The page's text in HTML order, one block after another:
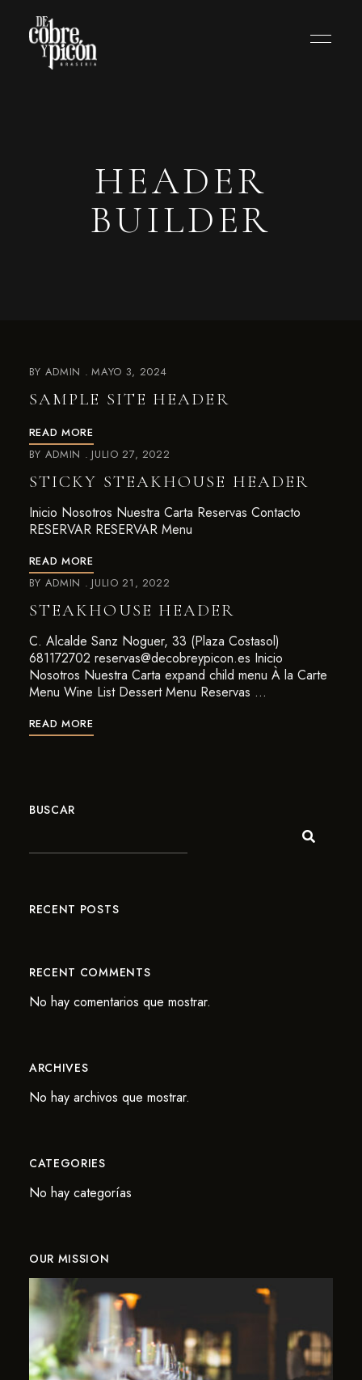
HEADER
BUILDER
BY ADMIN MAYO 3, 2024
SAMPLE SITE HEADER
READ MORE
BY ADMIN JULIO 27, 2022
STICKY STEAKHOUSE HEADER
Inicio Nosotros Nuestra Carta Reservas Contacto
RESERVAR RESERVAR Menu
READ MORE
BY ADMIN JULIO 21, 2022
STEAKHOUSE HEADER
C. Alcalde Sanz Noguer, 33 (Plaza Costasol)
681172702 reservas@decobreypicon.es Inicio
Nosotros Nuestra Carta expand child menu À la Carte
Menu Wine List Dessert Menu Reservas …
READ MORE
BUSCAR
RECENT POSTS
RECENT COMMENTS
No hay comentarios que mostrar.
ARCHIVES
No hay archivos que mostrar.
CATEGORIES
No hay categorías
OUR MISSION